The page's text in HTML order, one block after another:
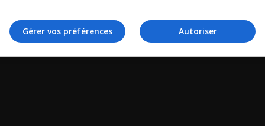
Autoriser
Gérer vos préférences